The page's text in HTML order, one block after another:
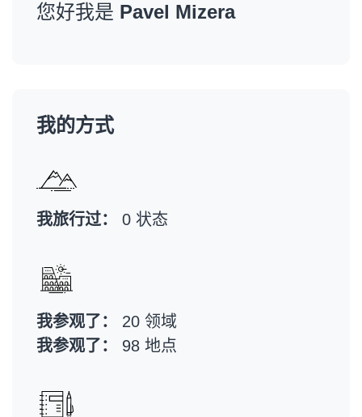
您好我是 Pavel Mizera
我的方式
我旅行过： 0 状态
我参观了：
20 领域
我参观了：
98 地点